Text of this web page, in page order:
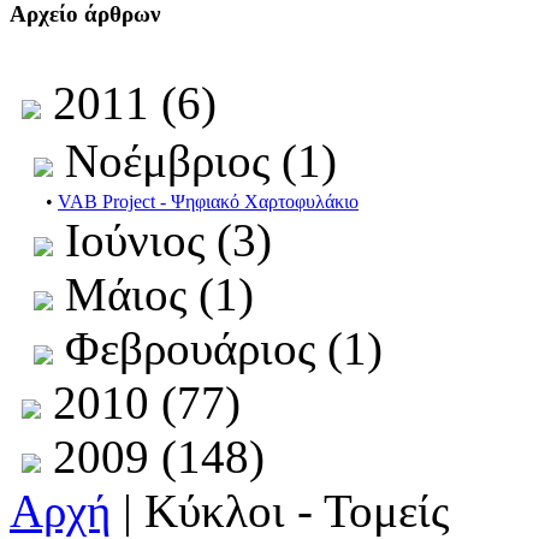
Αρχείο άρθρων
2011 (6)
Νοέμβριος (1)
• VAB Project - Ψηφιακό Χαρτοφυλάκιο
Ιούνιος (3)
Μάιος (1)
Φεβρουάριος (1)
2010 (77)
2009 (148)
Αρχή | Κύκλοι - Τομείς